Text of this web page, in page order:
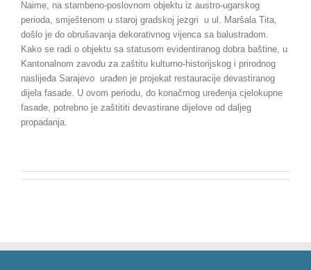
Naime, na stambeno-poslovnom objektu iz austro-ugarskog
perioda, smještenom u staroj gradskoj jezgri u ul. Maršala Tita,
došlo je do obrušavanja dekorativnog vijenca sa balustradom.
Kako se radi o objektu sa statusom evidentiranog dobra baštine, u
Kantonalnom zavodu za zaštitu kulturno-historijskog i prirodnog
naslijeđa Sarajevo urađen je projekat restauracije devastiranog
dijela fasade. U ovom periodu, do konačmog uređenja cjelokupne
fasade, potrebno je zaštititi devastirane dijelove od daljeg
propadanja.